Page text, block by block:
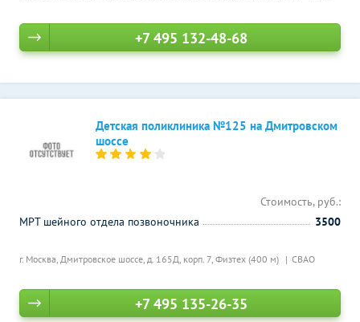
+7 495 132-48-68
Детская поликлиника №125 на Дмитровском
шоссе
г. Москва, Дмитровское шоссе, д. 165Д, корп. 7, Физтех (400 м) СВАО
Стоимость, руб.:
МРТ шейного отдела позвоночника
3500
+7 495 135-26-35